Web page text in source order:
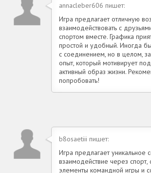
annacleber606 пишет:
Игра предлагает отличную
взаимодействовать с
спортом вместе. Графика
простой и удобный. Иногда
с соединением, но в целом,
опыт, который мотивирует
активный образ жизни.
попробовать!
b8osaetiii пишет:
Игра предлагает уникальное
взаимодействие через спорт,
элементы командной игры и